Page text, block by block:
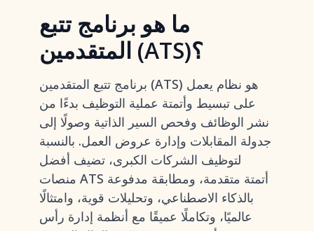
ما هو برنامج تتبع
المتقدمين (ATS)؟
برنامج تتبع المتقدمين (ATS) هو نظام يعمل
على تبسيط وأتمتة عملية التوظيف بدءًا من
نشر الوظائف وفحص السير الذاتية وصولًا إلى
جدولة المقابلات وإدارة عروض العمل. بالنسبة
لتوظيف الشركات الكبرى، تضيف أفضل
منصات ATS أتمتة متقدمة، ومطابقة مدفوعة
بالذكاء الاصطناعي، وتحليلات قوية، وامتثالًا
عالميًا، وتكاملًا عميقًا مع أنظمة إدارة رأس